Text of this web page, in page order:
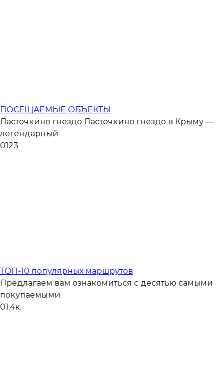
ПОСЕЩАЕМЫЕ ОБЪЕКТЫ
Ласточкино гнездо Ласточкино гнездо в Крыму —
легендарный
0123
ТОП-10 популярных маршрутов
Предлагаем вам ознакомиться с десятью самыми
покупаемыми
01.4к.